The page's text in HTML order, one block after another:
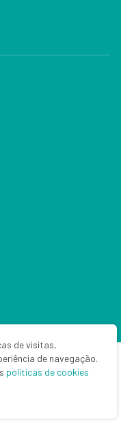
de visitas,
de navegação.
políticas de cookies